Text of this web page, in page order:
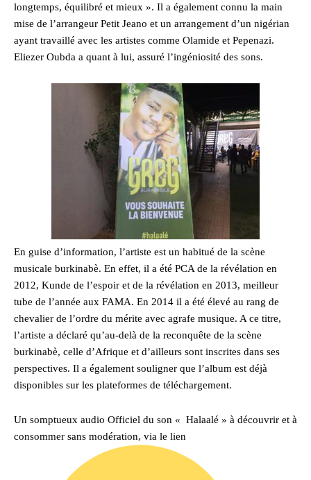
longtemps, équilibré et mieux ». Il a également connu la main
mise de l’arrangeur Petit Jeano et un arrangement d’un nigérian
ayant travaillé avec les artistes comme Olamide et Pepenazi.
Eliezer Oubda a quant à lui, assuré l’ingéniosité des sons.
En guise d’information, l’artiste est un habitué de la scène
musicale burkinabè. En effet, il a été PCA de la révélation en
2012, Kunde de l’espoir et de la révélation en 2013, meilleur
tube de l’année aux FAMA. En 2014 il a été élevé au rang de
chevalier de l’ordre du mérite avec agrafe musique. A ce titre,
l’artiste a déclaré qu’au-delà de la reconquête de la scène
burkinabè, celle d’Afrique et d’ailleurs sont inscrites dans ses
perspectives. Il a également souligner que l’album est déjà
disponibles sur les plateformes de téléchargement.
Un somptueux audio Officiel du son « Halaalé » à découvrir et à
consommer sans modération, via le lien